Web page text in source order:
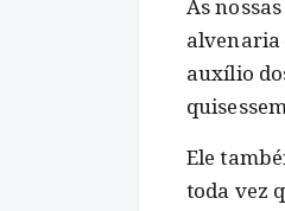
As
alvenaria
auxílio
Ele
toda vez